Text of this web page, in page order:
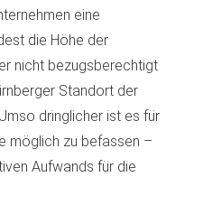
eine
die Höhe der
nicht bezugsberechtigt
Standort der
dringlicher ist es für
möglich zu befassen –
Aufwands für die